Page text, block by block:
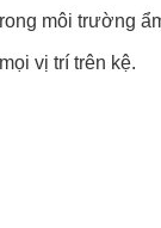
môi trường
vị trí trên kệ.